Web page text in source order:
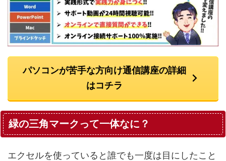
パソコンが苦手な方向け通信講座の詳細
はコチラ
緑の三角マークって一体なに？
エクセルを使っていると誰でも一度は目にしたこと